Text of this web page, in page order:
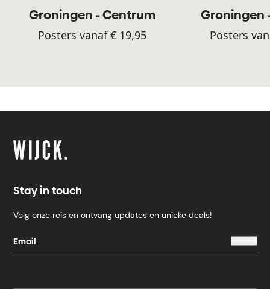
Groningen - Centrum
Posters vanaf € 19,95
Groningen
Posters
Stay in touch
Volg onze reis en ontvang updates en unieke deals!